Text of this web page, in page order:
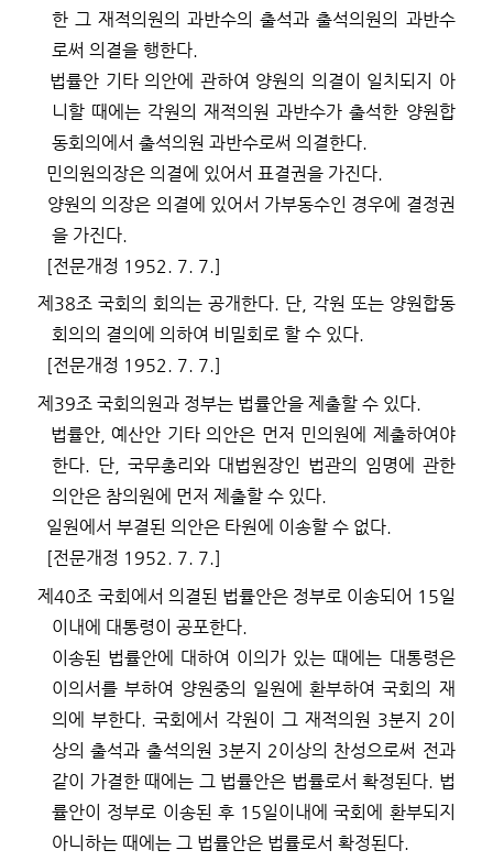
한 그 재적의원의 과반수의 출석과 출석의원의 과반수
로써 의결을 행한다
법률안 기타 의안에 관하여 양원의 의결이 일치되지 아
니할 때에는 각원의 재적의원 과반수가 출석한 양원합
동회의에서 출석의원 과반수로써 의결한다
민의원의장은 의결에 있어서 표결권을 가진다
양원의 의장은 의결에 있어서 가부동수인 경우에 결정권
을 가진다
[전문개정 1952. 7. 7.]
제 38조 국회의 회의는 공개한다. 단, 각원 또는 양원합동
회의의 결의에 의하여 비밀회로 할 수 있다.
[전문개정 1952. 7. 7.]
제 39조 국회의원과 정부는 법률안을 제출할 수 있다.
법률안, 예산안 기타 의안은 먼저 민의원에 제출하여야
한다. 단
국무총리와 대법원장인 법관의 임명에 관한
의안은 참의원에 먼저 제출할 수 있다.
일원에서 부결된 의안은 타원에 이송할 수 없다.
[전문개정 1952. 7. 7.]
제40조 국회에서 의결된 법률안은 정부로 이송되어 15일
이내에 대통령이 공포한다
이송된 법률안에 대하여 이의가 있는 때에는 대통령은
이의서를 부하여 양원중의 일원에 환부하여 국회의 재
의에 부한다 국회에서 각원이 그 재적의원 3분지 2이
상의 출석과 출석의원 3분지 2이상의 찬성으로써 전과
같이 가결한 때에는 그 법률안은 법률로서 확정된다 법
률안이 정부로 이송된 후 15일이내에 국회에 환부되지
아니하는 때에는 그 법률안은 법률로서 확정된다